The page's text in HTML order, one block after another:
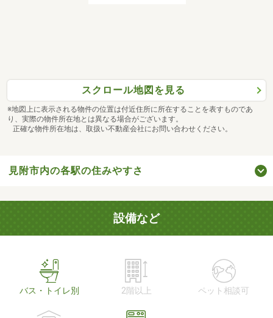
スクロール地図を見る
※地図上に表示される物件の位置は付近住所に所在することを表すものであ
り、実際の物件所在地とは異なる場合がございます。
正確な物件所在地は、取扱い不動産会社にお問い合わせください。
見附市内の各駅の住みやすさ
設備など
バス・トイレ別 2階以上 ペット相談可